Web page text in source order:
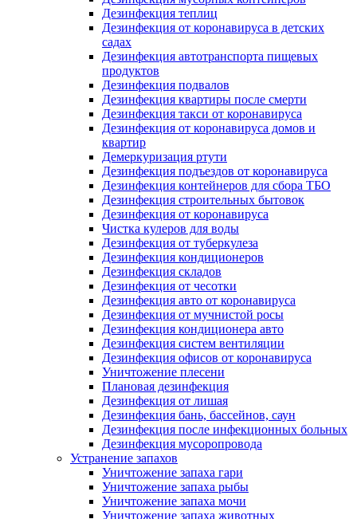
Дезинфекция теплиц
Дезинфекция от коронавируса в детских
садах
Дезинфекция автотранспорта пищевых
продуктов
Дезинфекция подвалов
Дезинфекция квартиры после смерти
Дезинфекция такси от коронавируса
Дезинфекция от коронавируса домов и
квартир
Демеркуризация ртути
Дезинфекция подъездов от коронавируса
Дезинфекция контейнеров для сбора ТБО
Дезинфекция строительных бытовок
Дезинфекция от коронавируса
Чистка кулеров для воды
Дезинфекция от туберкулеза
Дезинфекция кондиционеров
Дезинфекция складов
Дезинфекция от чесотки
Дезинфекция авто от коронавируса
Дезинфекция от мучнистой росы
Дезинфекция кондиционера авто
Дезинфекция систем вентиляции
Дезинфекция офисов от коронавируса
Уничтожение плесени
Плановая дезинфекция
Дезинфекция от лишая
Дезинфекция бань, бассейнов, саун
Дезинфекция после инфекционных больных
Дезинфекция мусоропровода
Устранение запахов
Уничтожение запаха гари
Уничтожение запаха рыбы
Уничтожение запаха мочи
Уничтожение запаха животных